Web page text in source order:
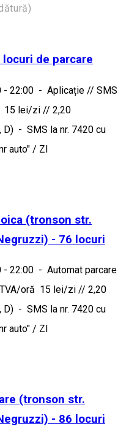
locuri de parcare
- 22:00 - Aplicație // SMS
15 lei/zi // 2,20
- SMS la nr. 7420 cu
auto" / ZI
(tronson str.
- 76 locuri
- 22:00 - Automat parcare
oră 15 lei/zi // 2,20
- SMS la nr. 7420 cu
auto" / ZI
(tronson str.
- 86 locuri